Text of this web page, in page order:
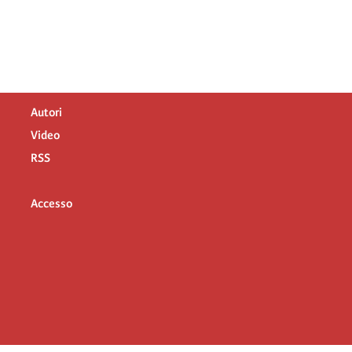
Autori
Video
RSS
Accesso